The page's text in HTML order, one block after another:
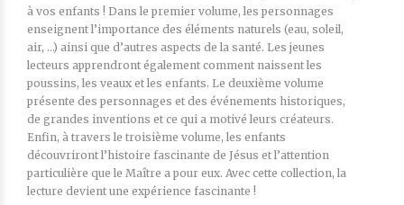
à vos enfants ! Dans le premier volume, les personnages
enseignent l’importance des éléments naturels (eau, soleil,
air, …) ainsi que d’autres aspects de la santé. Les jeunes
lecteurs apprendront également comment naissent les
poussins, les veaux et les enfants. Le deuxième volume
présente des personnages et des événements historiques,
de grandes inventions et ce qui a motivé leurs créateurs.
Enfin, à travers le troisième volume, les enfants
découvriront l’histoire fascinante de Jésus et l’attention
particulière que le Maître a pour eux. Avec cette collection, la
lecture devient une expérience fascinante !